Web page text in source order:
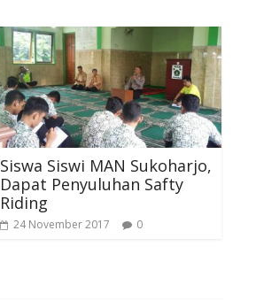
Siswa Siswi MAN Sukoharjo,
Dapat Penyuluhan Safty
Riding
24 November 2017 0